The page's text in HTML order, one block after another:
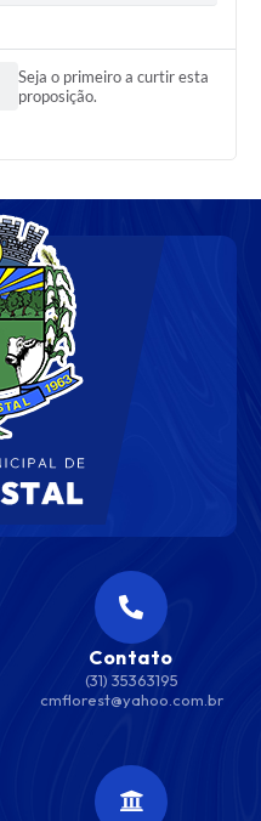
Seja o primeiro a curtir esta
proposição.
Contato
(31) 35363195
cmflorest@yahoo.com.br